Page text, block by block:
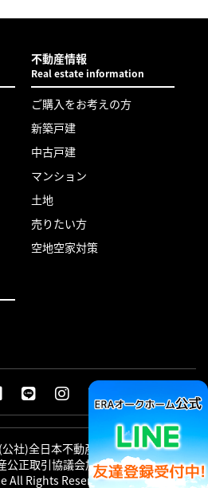
不動産情報
Real estate information
ご購入をお考えの方
新築戸建
中古戸建
マンション
土地
売りたい方
空地空家対策
社)全日本不動産協会会員 (公社)近畿
公正取引協議会加盟
All Rights Reserved.